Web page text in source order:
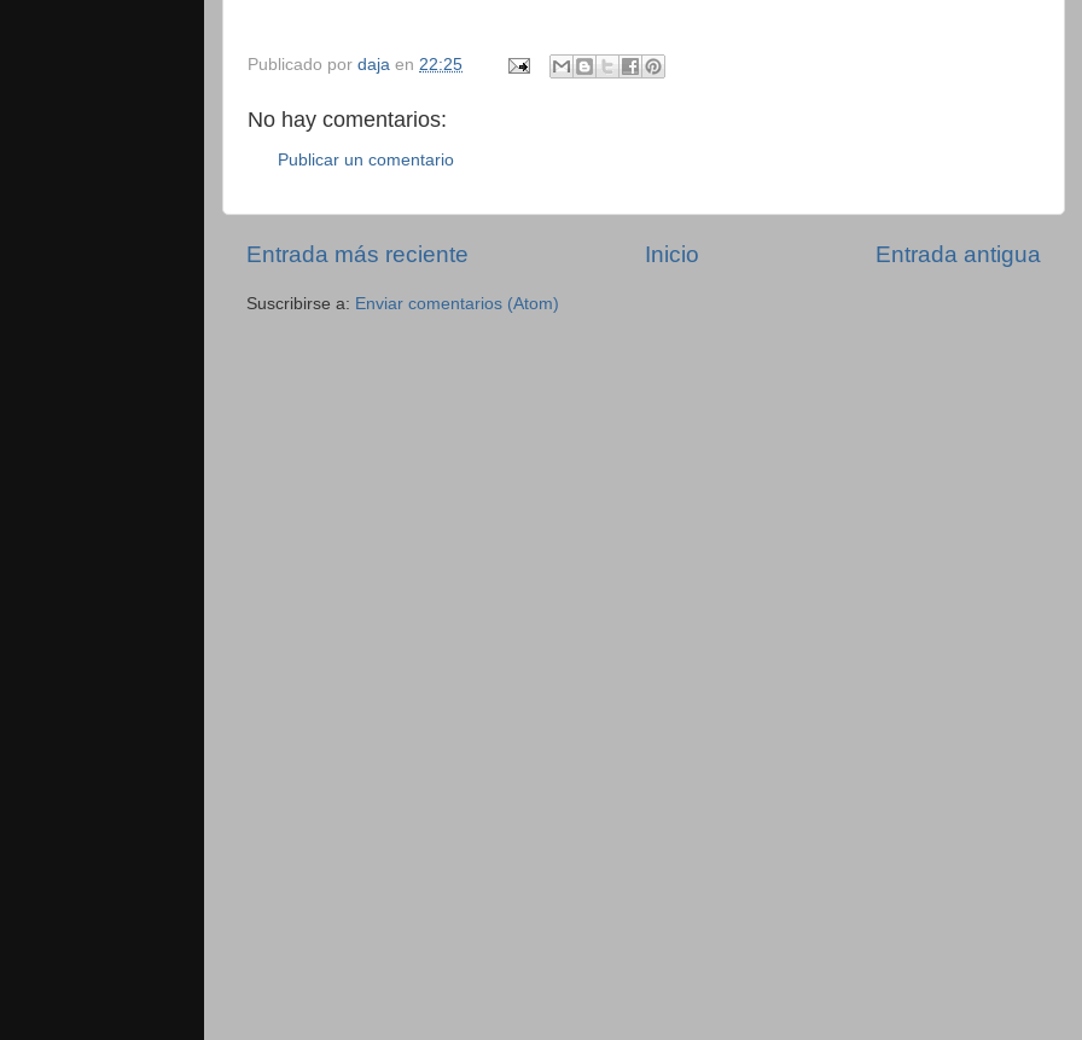
Publicado por daja en 22:25
No hay comentarios:
Publicar un comentario
Entrada más reciente Entrada antigua
Inicio
Suscribirse a: Enviar comentarios (Atom)